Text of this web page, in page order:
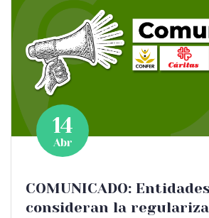
14
Abr
COMUNICADO:
consideran la